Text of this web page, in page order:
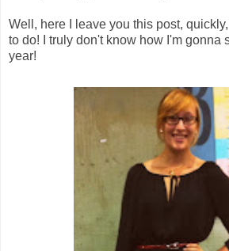
Well, here I leave you this post,
to do! I truly don't know how I'm gonna
year!